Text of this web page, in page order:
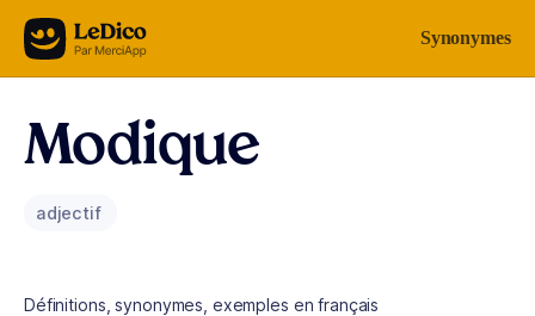
Aller au contenu Synonymes
Modique
adjectif
Définitions, synonymes, exemples en français